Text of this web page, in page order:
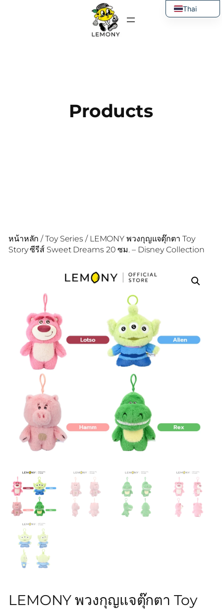
Products
หน้าหลัก /Toy Series / LEMONY พวงกุญแจตุ๊กตา Toy
Story ซีรีส์ Sweet Dreams 20 ซม. – Disney Collection
LEMONY พวงกุญแจตุ๊กตา Toy
Thai